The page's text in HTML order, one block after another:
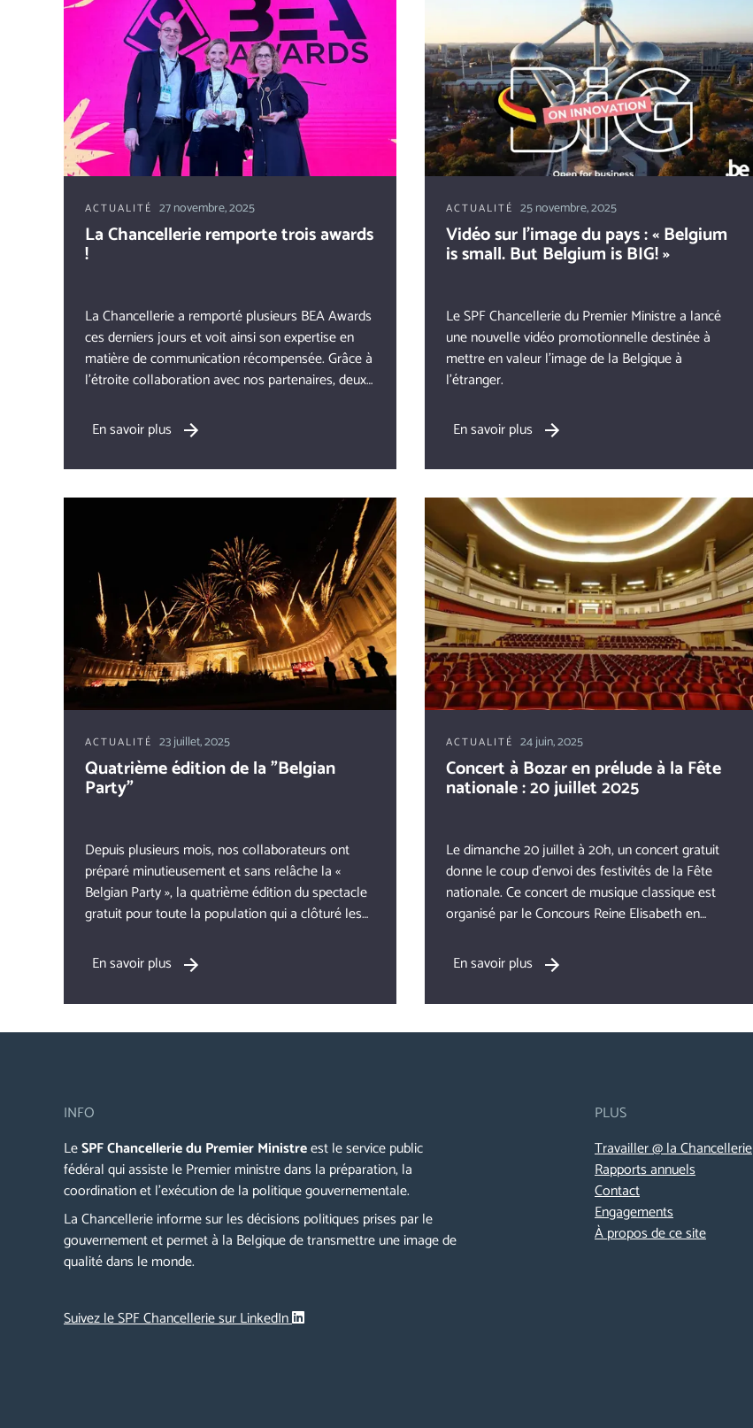
ACTUALITÉ 27 novembre, 2025
La Chancellerie remporte trois awards
!
La Chancellerie a remporté plusieurs BEA Awards
ces derniers jours et voit ainsi son expertise en
matière de communication récompensée. Grâce à
l'étroite collaboration avec nos partenaires, deux
prestigieuses, tant au niveau national
qu'international !
En savoir plus
ACTUALITÉ 25 novembre, 2025
Vidéo sur l’image du pays : « Belgium
is small. But Belgium is BIG! »
Le SPF Chancellerie du Premier Ministre a lancé
une nouvelle vidéo promotionnelle destinée à
mettre en valeur l’image de la Belgique à
l’étranger.
En savoir plus
ACTUALITÉ 23 juillet, 2025
Quatrième édition de la "Belgian
Party"
Depuis plusieurs mois, nos collaborateurs ont
préparé minutieusement et sans relâche la «
Belgian Party », la quatrième édition du spectacle
gratuit pour toute la population qui a clôturé les
Cinquantenaire à Bruxelles.
En savoir plus
ACTUALITÉ 24 juin, 2025
Concert à Bozar en prélude à la Fête
nationale : 20 juillet 2025
Le dimanche 20 juillet à 20h, un concert gratuit
donne le coup d’envoi des festivités de la Fête
nationale. Ce concert de musique classique est
organisé par le Concours Reine Elisabeth en
et Bozar, grâce au soutien du SPF Chancellerie du
Premier Ministre et des joueurs de la Loterie
Nationale.
En savoir plus
INFO
LeSPF Chancellerie du Premier Ministreest le service public
fédéral qui assiste le Premier ministre dans la préparation, la
coordination et l’exécution de la politique gouvernementale.
La Chancellerie informe sur les décisions politiques prises par le
gouvernement et permet à la Belgique de transmettre une image de
qualité dans le monde.
Suivez le SPF Chancellerie sur LinkedIn
PLUS
Travailler @ la Chancellerie
Rapports annuels
Contact
Engagements
À propos de ce site